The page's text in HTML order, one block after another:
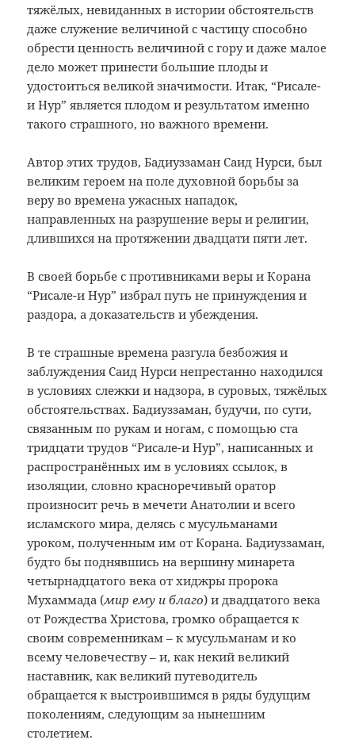
тяжёлых, невиданных в истории обстоятельств
даже служение величиной с частицу способно
обрести ценность величиной с гору и даже малое
дело может принести большие плоды и
удостоиться великой значимости. Итак, “Рисале-
и Нур” является плодом и результатом именно
такого страшного, но важного времени.
Автор этих трудов, Бадиуззаман Саид Нурси, был
великим героем на поле духовной борьбы за
веру во времена ужасных нападок,
направленных на разрушение веры и религии,
длившихся на протяжении двадцати пяти лет.
В своей борьбе с противниками веры и Корана
“Рисале-и Нур” избрал путь не принуждения и
раздора, а доказательств и убеждения.
В те страшные времена разгула безбожия и
заблуждения Саид Нурси непрестанно находился
в условиях слежки и надзора, в суровых, тяжёлых
обстоятельствах. Бадиуззаман, будучи, по сути,
связанным по рукам и ногам, с помощью ста
тридцати трудов “Рисале-и Нур”, написанных и
распространённых им в условиях ссылок, в
изоляции, словно красноречивый оратор
произносит речь в мечети Анатолии и всего
исламского мира, делясь с мусульманами
уроком, полученным им от Корана. Бадиуззаман,
будто бы поднявшись на вершину минарета
четырнадцатого века от хиджры пророка
Мухаммада (мир ему и благо) и двадцатого века
от Рождества Христова, громко обращается к
своим современникам – к мусульманам и ко
всему человечеству – и, как некий великий
наставник, как великий путеводитель
обращается к выстроившимся в ряды будущим
поколениям, следующим за нынешним
столетием.